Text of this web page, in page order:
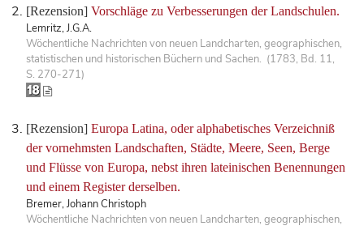
[Rezension] Vorschläge zu Verbesserungen der Landschulen.
Lemritz, J.G.A.
Wöchentliche Nachrichten von neuen Landcharten, geographischen,
statistischen und historischen Büchern und Sachen. (1783, Bd. 11,
S. 270-271)
[Rezension] Europa Latina, oder alphabetisches Verzeichniß
der vornehmsten Landschaften, Städte, Meere, Seen, Berge
und Flüsse von Europa, nebst ihren lateinischen Benennungen
und einem Register derselben.
Bremer, Johann Christoph
Wöchentliche Nachrichten von neuen Landcharten, geographischen,